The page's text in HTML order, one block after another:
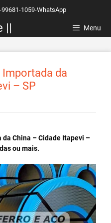
99681-1059-WhatsApp
|| Menu
da
– SP
China – Cidade Itapevi –
ou mais.